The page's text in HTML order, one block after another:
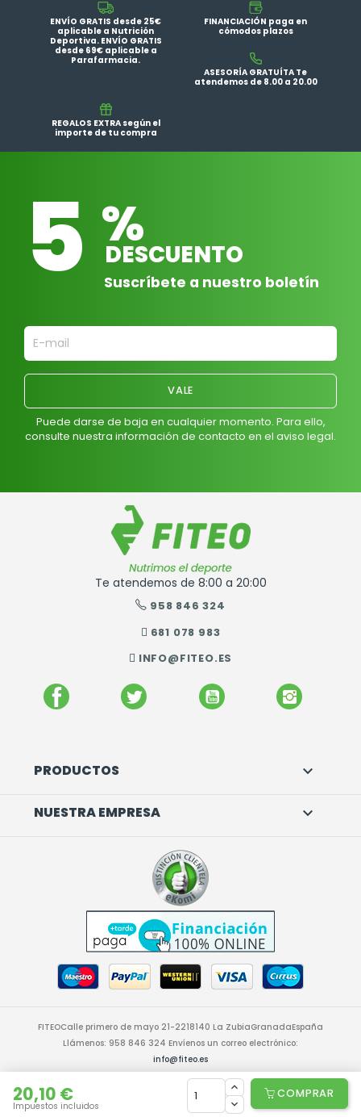
20,10 €
Impuestos incluidos
COMPRAR
ENVÍO GRATIS desde 25€
aplicable a Nutrición
Deportiva. ENVÍO GRATIS
desde 69€ aplicable a
Parafarmacia.
FINANCIACIÓN paga en
cómodos plazos
ASESORÍA GRATUÍTA Te
atendemos de 8.00 a 20.00
REGALOS EXTRA según el
importe de tu compra
5 %
DESCUENTO
Suscríbete a nuestro boletín
Puede darse de baja en cualquier momento. Para ello,
consulte nuestra información de contacto en el aviso legal.
Te atendemos de 8:00 a 20:00
958 846 324
681 078 983
INFO@FITEO.ES
FACEBOOK TWITTER YOUTUBE
PRODUCTOS 
NUESTRA EMPRESA 
FITEOCalle primero de mayo 21-2218140 La ZubiaGranadaEspaña
Llámenos: 958 846 324 Envíenos un correo electrónico:
info@fiteo.es
© 2026 - Software Ecommerce desarrollado por PrestaShop™